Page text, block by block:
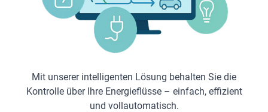
Mit unserer intelligenten Lösung behalten Sie die
Kontrolle über Ihre Energieflüsse – einfach, effizient
und vollautomatisch.